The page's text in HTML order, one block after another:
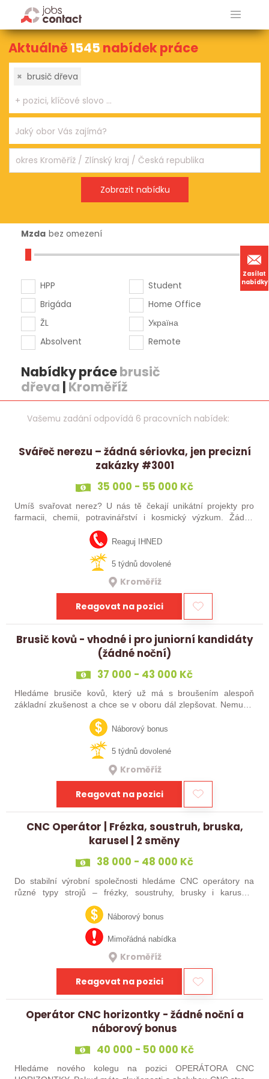
Zasílat
nabídky
Aktuálně1545 nabídek práce
× brusič dřeva
Mzda bez omezení
HPP
Brigáda
ŽL
Absolvent
Student
Home Office
Україна
Remote
Nabídky prácebrusič
dřeva | Kroměříž
Vašemu zadání odpovídá 6 pracovních nabídek:
Svářeč nerezu – žádná sériovka, jen precizní
zakázky #3001
35 000 - 55 000 Kč
Umíš svařovat nerez? U nás tě čekají unikátní projekty pro
farmacii, chemii, potravinářství i kosmický výzkum. Žádná
rutina, ale precizní práce, která má smysl.
Reaguj IHNED
5 týdnů dovolené
Kroměříž
Reagovat na pozici
Brusič kovů - vhodné i pro juniorní kandidáty
(žádné noční)
37 000 - 43 000 Kč
Hledáme brusiče kovů, který už má s broušením alespoň
základní zkušenost a chce se v oboru dál zlepšovat. Nemusíš
abys už někdy pracoval…Náborový bonus
5 týdnů dovolené
Kroměříž
Reagovat na pozici
CNC Operátor | Frézka, soustruh, bruska,
karusel | 2 směny
38 000 - 48 000 Kč
Do stabilní výrobní společnosti hledáme CNC operátory na
různé typy strojů – frézky, soustruhy, brusky i karusely.
Uplatnění u nás najdou zkušení obráběči i absolventi
technických oborů, kteří se…Náborový bonus
Mimořádná nabídka
Kroměříž
Reagovat na pozici
Operátor CNC horizontky - žádné noční a
náborový bonus
40 000 - 50 000 Kč
Hledáme nového kolegu na pozici OPERÁTORA CNC